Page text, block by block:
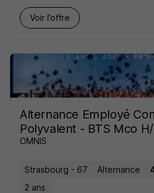
Voir l’offre
Alternance Employé
Polyvalent - BTS Mco
OMNIS
Strasbourg - 67 Alternance
2 ans